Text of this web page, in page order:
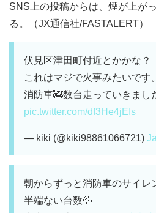
SNS上の投稿からは、煙が上が
る。（JX通信社/FASTALERT）
伏見区津田町付近とかかな？
これはマジで火事みたいです。
消防車🚒数台走っていきまし
pic.twitter.com/df3He4jEIs
— kiki (@kiki98861066721)
朝からずっと消防車のサイレ
半端ない台数💦